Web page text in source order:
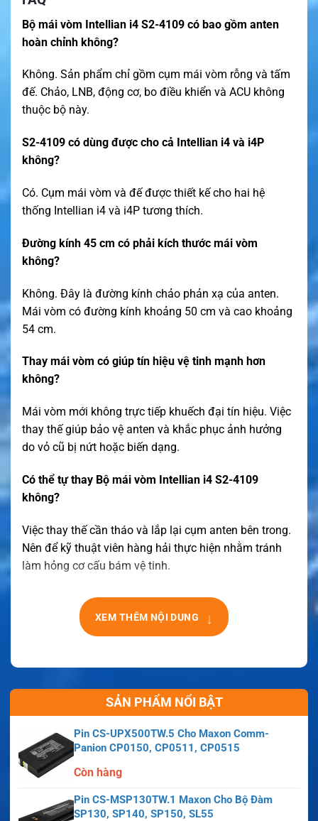
Bộ mái vòm Intellian i4 S2-4109 có bao gồm anten
hoàn chỉnh không?
Không. Sản phẩm chỉ gồm cụm mái vòm rỗng và tấm
đế. Chảo, LNB, động cơ, bo điều khiển và ACU không
thuộc bộ này.
S2-4109 có dùng được cho cả Intellian i4 và i4P
không?
Có. Cụm mái vòm và đế được thiết kế cho hai hệ
thống Intellian i4 và i4P tương thích.
Đường kính 45 cm có phải kích thước mái vòm
không?
Không. Đây là đường kính chảo phản xạ của anten.
Mái vòm có đường kính khoảng 50 cm và cao khoảng
54 cm.
Thay mái vòm có giúp tín hiệu vệ tinh mạnh hơn
không?
Mái vòm mới không trực tiếp khuếch đại tín hiệu. Việc
thay thế giúp bảo vệ anten và khắc phục ảnh hưởng
do vỏ cũ bị nứt hoặc biến dạng.
Có thể tự thay Bộ mái vòm Intellian i4 S2-4109
không?
Việc thay thế cần tháo và lắp lại cụm anten bên trong.
Nên để kỹ thuật viên hàng hải thực hiện nhằm tránh
làm hỏng cơ cấu bám vệ tinh.
XEM THÊM NỘI DUNG ↓
SẢN PHẨM NỔI BẬT
Pin CS-UPX500TW.5 Cho Maxon Comm-
Panion CP0150, CP0511, CP0515
Còn hàng
Pin CS-MSP130TW.1 Maxon Cho Bộ Đàm
SP130, SP140, SP150, SL55